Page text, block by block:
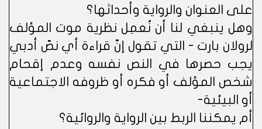
على العنوان والرواية وأحداثها؟
وهل ينبغي لنا أن نُعمِل نظرية موت المؤلف
لرولان بارت - التي تقول إنّ قراءة أي نصّ أدبي
يجب حصرها في النص نفسه وعدم إقحام
شخص المؤلف أو فكره أو ظروفه الاجتماعية
أو البيئية-
أم يمكننا الربط بين الرواية والروائية؟